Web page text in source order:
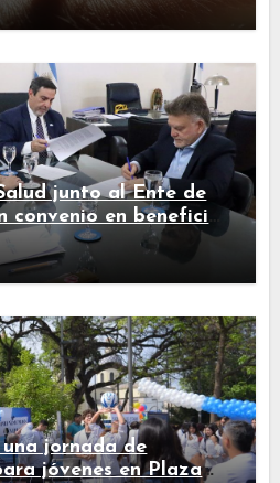
junto al Ente de
convenio en beneficio
jornada de
jóvenes en Plaza